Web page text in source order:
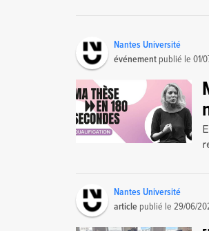
Nantes Université
événement publié le01/
Nantes Université
article publié le29/06/